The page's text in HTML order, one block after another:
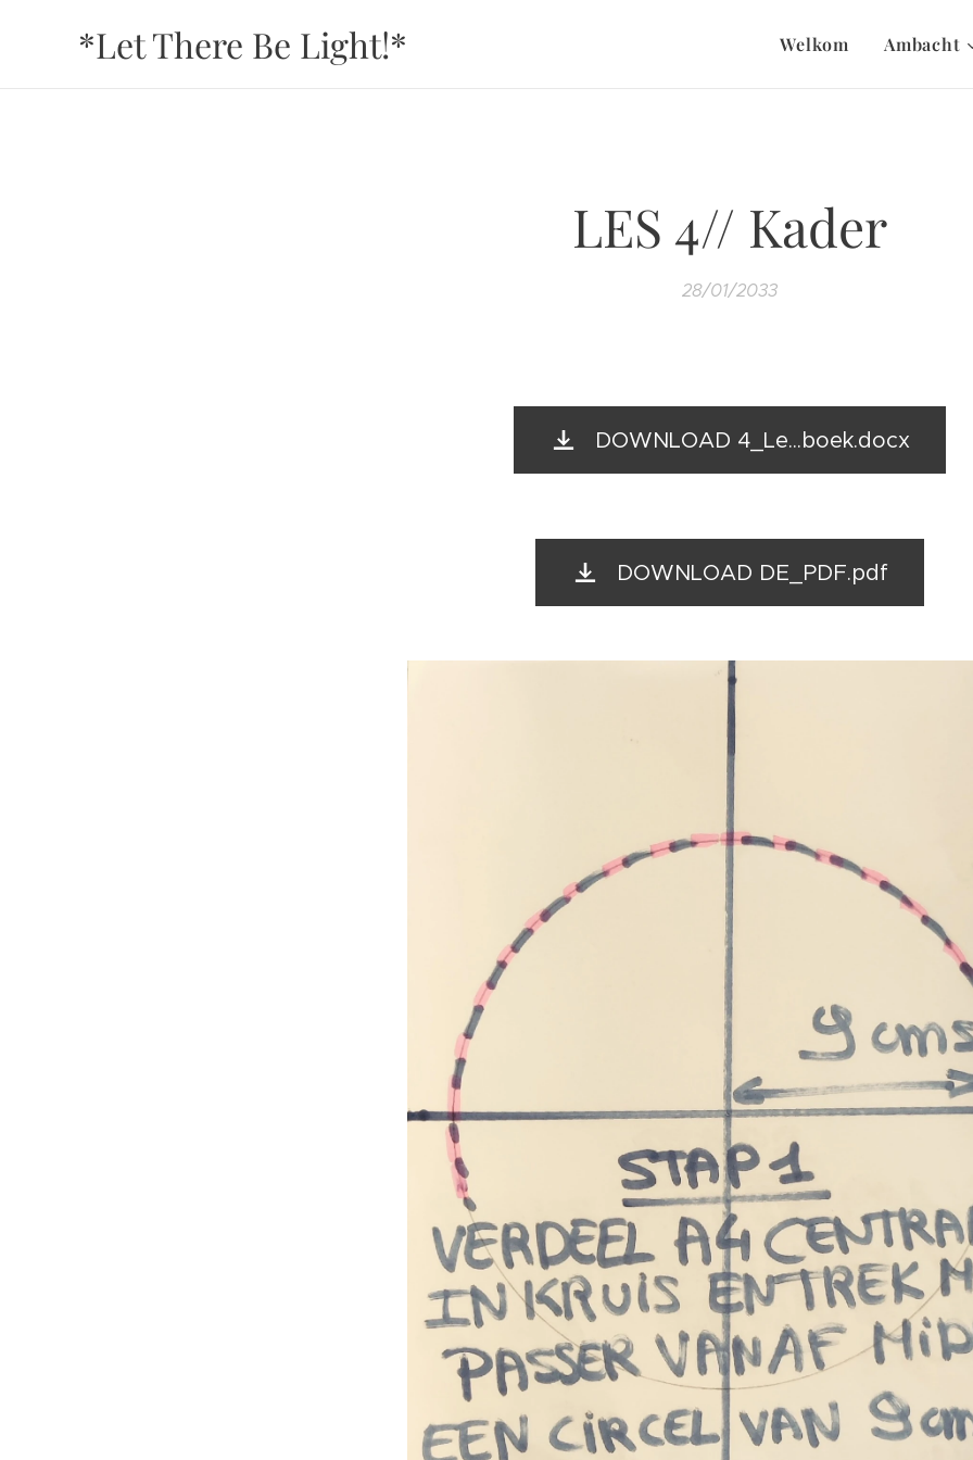
*Let There Be Light!* Welkom Ambacht
LES 4// Kader
28/01/2033
DOWNLOAD 4_Le...boek.docx
DOWNLOAD DE_PDF.pdf